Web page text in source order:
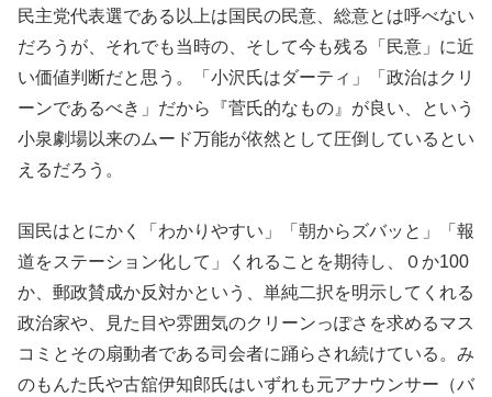
民主党代表選である以上は国民の民意、総意とは呼べない
だろうが、それでも当時の、そして今も残る「民意」に近
い価値判断だと思う。「小沢氏はダーティ」「政治はクリ
ーンであるべき」だから『菅氏的なもの』が良い、という
小泉劇場以来のムード万能が依然として圧倒しているとい
えるだろう。
国民はとにかく「わかりやすい」「朝からズバッと」「報
道をステーション化して」くれることを期待し、０か100
か、郵政賛成か反対かという、単純二択を明示してくれる
政治家や、見た目や雰囲気のクリーンっぽさを求めるマス
コミとその扇動者である司会者に踊らされ続けている。み
のもんた氏や古舘伊知郎氏はいずれも元アナウンサー（バ